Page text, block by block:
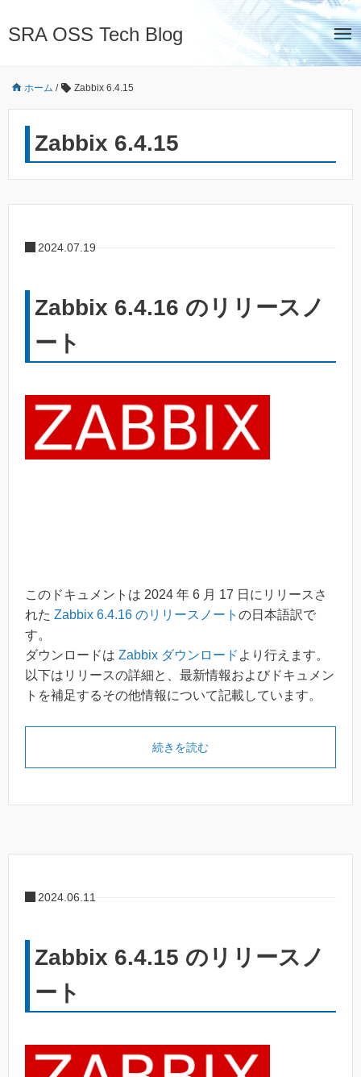
SRA OSS Tech Blog
ホーム / Zabbix 6.4.15
Zabbix 6.4.15
2024.07.19
Zabbix 6.4.16 のリリースノ
ート
このドキュメントは 2024 年 6 月 17 日にリリースさ
れた Zabbix 6.4.16 のリリースノート の日本語訳で
す。
ダウンロードは Zabbix ダウンロード より行えます。
以下はリリースの詳細と、最新情報およびドキュメン
トを補足するその他情報について記載しています。
続きを読む
2024.06.11
Zabbix 6.4.15 のリリースノ
ート